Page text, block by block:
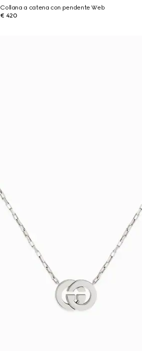
Collana a catena con pendente Web
€ 420